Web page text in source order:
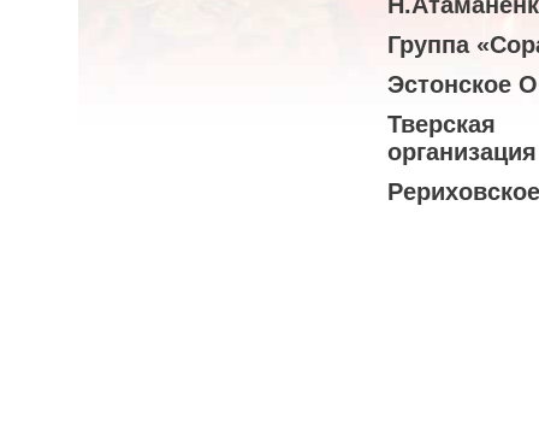
Группа
Эстонское
Тверская
организация